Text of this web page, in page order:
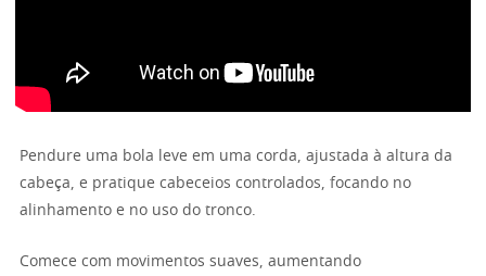
Pendure uma bola leve em uma corda, ajustada à altura da
cabeça, e pratique cabeceios controlados, focando no
alinhamento e no uso do tronco.
Comece com movimentos suaves, aumentando